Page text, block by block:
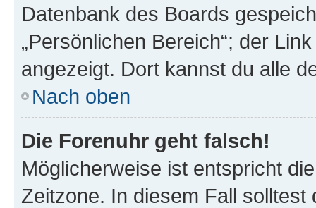
Datenbank des Boards
„Persönlichen Bereich“; der
angezeigt. Dort kannst du alle
Nach oben
Die Forenuhr geht falsch!
Möglicherweise ist entspricht
Zeitzone. In diesem Fall solltest